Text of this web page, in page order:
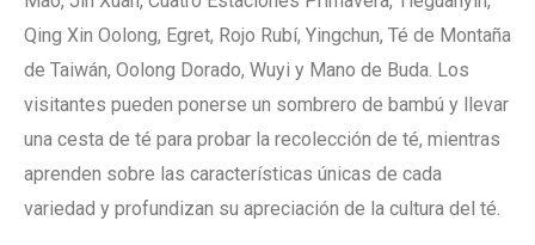
Qing Xin Oolong, Egret, Rojo Rubí, Yingchun, Té de Montaña
de Taiwán, Oolong Dorado, Wuyi y Mano de Buda. Los
visitantes pueden ponerse un sombrero de bambú y llevar
una cesta de té para probar la recolección de té, mientras
aprenden sobre las características únicas de cada
variedad y profundizan su apreciación de la cultura del té.